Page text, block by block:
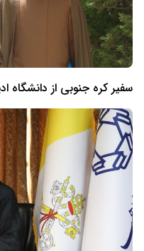
سفیر کره جنوبی از دانشگاه